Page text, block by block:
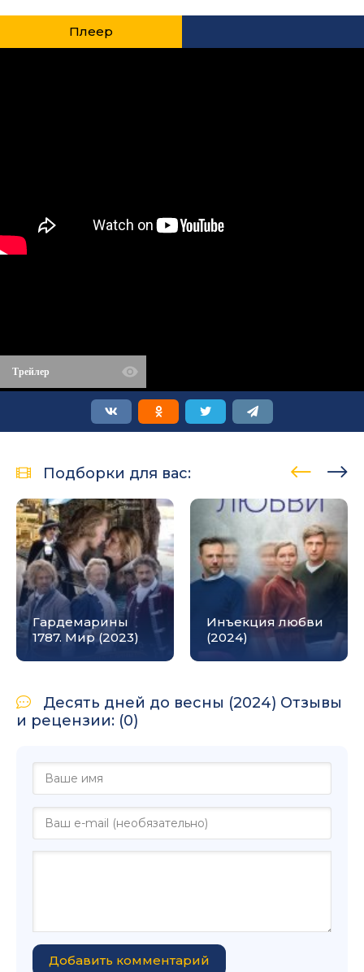
Плеер
Трейлер
Подборки для вас:
Гардемарины
1787. Мир (2023)
Инъекция любви
(2024)
Десять дней до весны (2024) Отзывы
и рецензии: (0)
Добавить комментарий